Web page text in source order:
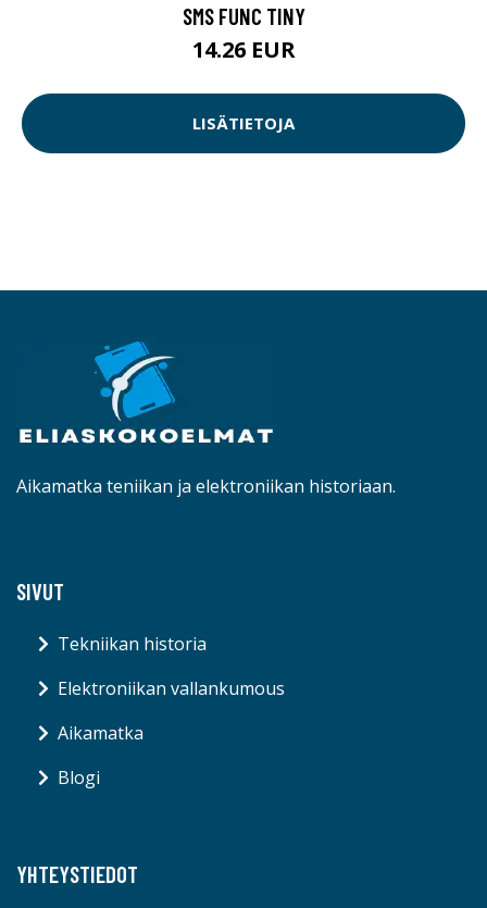
SMS FUNC TINY
14.26 EUR
LISÄTIETOJA
Aikamatka teniikan ja elektroniikan historiaan.
SIVUT
Tekniikan historia
Elektroniikan vallankumous
Aikamatka
Blogi
YHTEYSTIEDOT